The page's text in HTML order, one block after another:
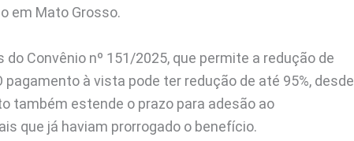
em Mato Grosso.
Convênio nº 151/2025, que permite a redução de
à vista pode ter redução de até 95%, desde
também estende o prazo para adesão ao
que já haviam prorrogado o benefício.